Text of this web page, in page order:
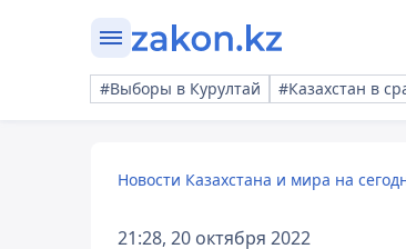
#Выборы в Курултай #Казахстан в
Новости Казахстана и мира на
21:28, 20 октября 2022